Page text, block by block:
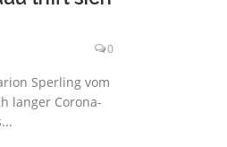
0
Sperling vom
langer Corona-